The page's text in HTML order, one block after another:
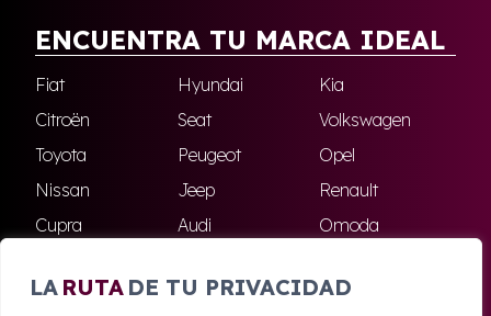
LA RUTA DE TU PRIVACIDAD
ENCUENTRA TU MARCA IDEAL
Fiat Hyundai
Kia
Citroën
Seat
Volkswagen
Toyota
Peugeot
Opel
Nissan
Jeep
Renault
Cupra
Audi
Omoda
Skoda
Ford Todas las marcas